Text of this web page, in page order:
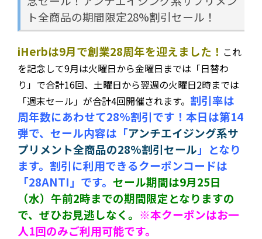
ト全商品の期間限定28%割引セール！
iHerbは9月で創業28周年を迎えました！ これ
を記念して9月は火曜日から金曜日までは「日替わ
り」で合計16回、土曜日から翌週の火曜日2時までは
「週末セール」が合計4回開催されます。 割引率は
周年数にあわせて28%割引です！本日は第14
弾で、セール内容は「アンチエイジング系サ
プリメント全商品の28%割引セール」となり
ます。割引に利用できるクーポンコードは
「28ANTI」です。 セール期間は9月25日
（水）午前2時までの期間限定となりますの
で、ぜひお見逃しなく。 ※本クーポンはお一
人1回のみご利用可能です。